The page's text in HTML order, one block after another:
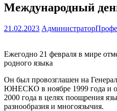
Международный
21.02.2023 Администратор
Ежегодно 21 февраля в мире
родного языка
Он был провозглашен на
ЮНЕСКО в ноябре 1999 года и
2000 года в целях поощрения
разнообразия и многоязычия.